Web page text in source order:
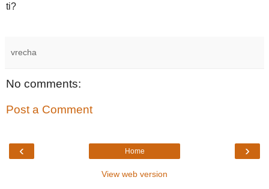
ti?
vrecha
No comments:
Post a Comment
‹ ›
Home
View web version